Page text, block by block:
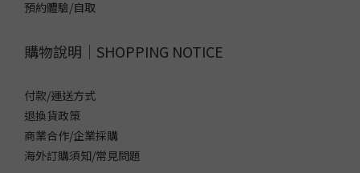
預約體驗/自取
購物說明｜SHOPPING NOTICE
付款/運送方式
退換貨政策
商業合作/企業採購
海外訂購須知/常見問題